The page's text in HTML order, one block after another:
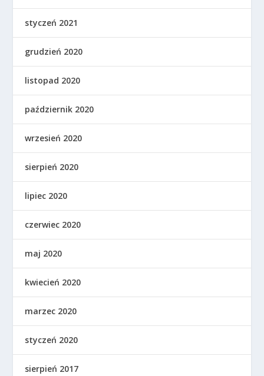
styczeń 2021
grudzień 2020
listopad 2020
październik 2020
wrzesień 2020
sierpień 2020
lipiec 2020
czerwiec 2020
maj 2020
kwiecień 2020
marzec 2020
styczeń 2020
sierpień 2017